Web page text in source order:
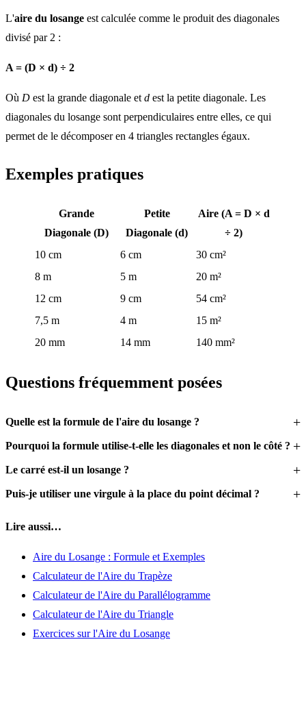
L'aire du losange est calculée comme le produit des diagonales
divisé par 2 :
A = (D × d) ÷ 2
Où D est la grande diagonale et d est la petite diagonale. Les
diagonales du losange sont perpendiculaires entre elles, ce qui
permet de le décomposer en 4 triangles rectangles égaux.
Exemples pratiques
Grande
Diagonale (D)
Petite
Diagonale (d)
Aire (A = D × d
÷ 2)
10 cm
6 cm
30 cm²
8 m
5 m
20 m²
12 cm
9 cm
54 cm²
7,5 m
4 m
15 m²
20 mm
14 mm 140 mm²
Questions fréquemment posées
Quelle est la formule de l'aire du losange ?
Pourquoi la formule utilise-t-elle les diagonales et non le côté ?
Le carré est-il un losange ?
Puis-je utiliser une virgule à la place du point décimal ?
Lire aussi…
Aire du Losange : Formule et Exemples
Calculateur de l'Aire du Trapèze
Calculateur de l'Aire du Parallélogramme
Calculateur de l'Aire du Triangle
Exercices sur l'Aire du Losange